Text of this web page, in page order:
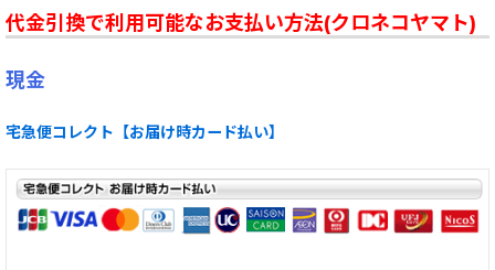
代金引換で利用可能なお支払い方法(クロネコヤマト)
現金
宅急便コレクト【お届け時カード払い】